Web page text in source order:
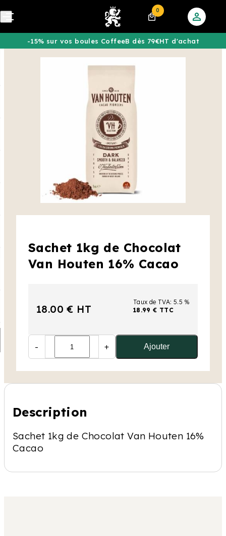
0
-15% sur vos boules CoffeeB dès 79€HT d'achat
Sachet 1kg de Chocolat
Van Houten 16% Cacao
18.00 € HT
Taux de TVA: 5.5 %
18.99 € TTC
- + Ajouter
Description
Sachet 1kg de Chocolat Van Houten 16%
Cacao